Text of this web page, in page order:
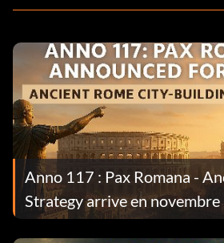
Anno 117 : Pax Romana -
Strategy arrive en